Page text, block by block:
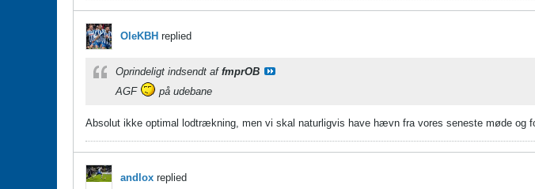
OleKBH replied
Oprindeligt indsendt af fmprOB
AGF
på udebane
Absolut ikke optimal lodtrækning, men vi skal naturligvis have hævn fra vores seneste møde
andlox replied